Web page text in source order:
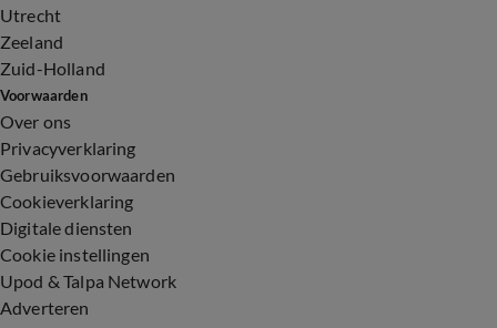
Utrecht
Zeeland
Zuid-Holland
Voorwaarden
Over ons
Privacyverklaring
Gebruiksvoorwaarden
Cookieverklaring
Digitale diensten
Cookie instellingen
Upod & Talpa Network
Adverteren